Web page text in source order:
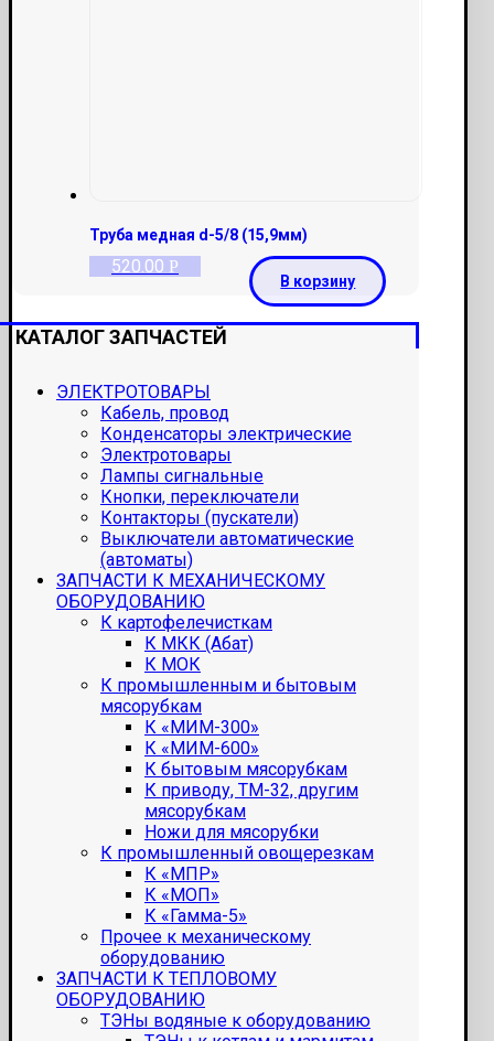
Труба медная d-5/8 (15,9мм)
520.00 Р
В корзину
КАТАЛОГ ЗАПЧАСТЕЙ
ЭЛЕКТРОТОВАРЫ
Кабель, провод
Конденсаторы электрические
Электротовары
Лампы сигнальные
Кнопки, переключатели
Контакторы (пускатели)
Выключатели автоматические
(автоматы)
ЗАПЧАСТИ К МЕХАНИЧЕСКОМУ
ОБОРУДОВАНИЮ
К картофелечисткам
К МКК (Абат)
К МОК
К промышленным и бытовым
мясорубкам
К «МИМ-300»
К «МИМ-600»
К бытовым мясорубкам
К приводу, ТМ-32, другим
мясорубкам
Ножи для мясорубки
К промышленный овощерезкам
К «МПР»
К «МОП»
К «Гамма-5»
Прочее к механическому
оборудованию
ЗАПЧАСТИ К ТЕПЛОВОМУ
ОБОРУДОВАНИЮ
ТЭНы водяные к оборудованию